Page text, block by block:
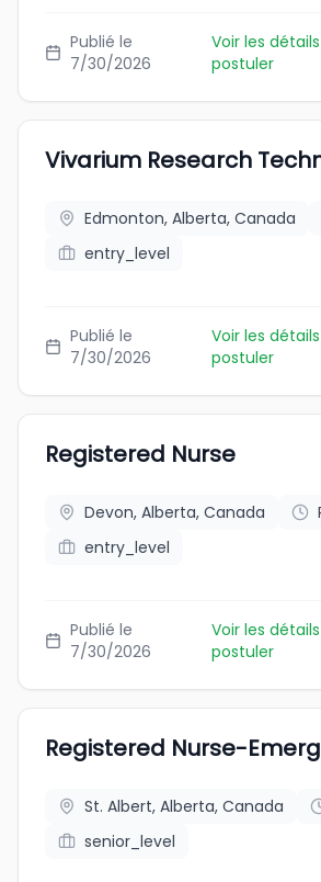
Publié le
7/30/2026
Voir les
postuler
Vivarium Research
Edmonton, Alberta, Canada
entry_level
Publié le
7/30/2026
Voir les
postuler
Registered Nurse
Devon, Alberta, Canada
entry_level
Publié le
7/30/2026
Voir les
postuler
Registered Nurse-
St. Albert, Alberta, Canada
senior_level